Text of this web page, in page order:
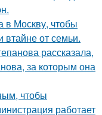
в Москву, чтобы
втайне от семьи.
рассказала,
за которым она
чтобы
работает